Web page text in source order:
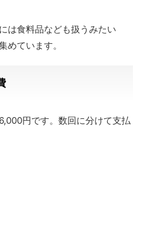
は食料品なども扱うみたい
めています。
円です。数回に分けて支払